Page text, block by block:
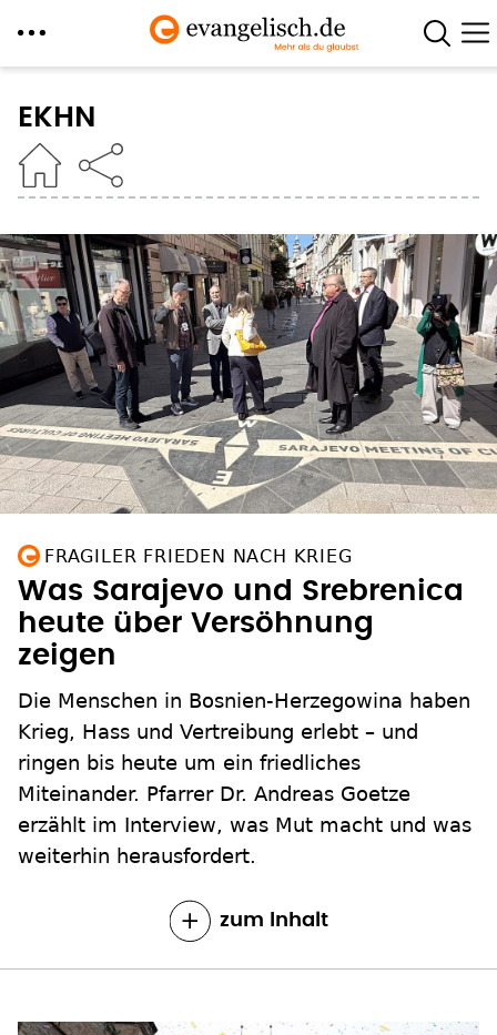
zum
Inhalt
EKHN
FRAGILER FRIEDEN NACH KRIEG
Was Sarajevo und Srebrenica
heute über Versöhnung
zeigen
Die Menschen in Bosnien-Herzegowina haben
Krieg, Hass und Vertreibung erlebt – und
ringen bis heute um ein friedliches
Miteinander. Pfarrer Dr. Andreas Goetze
erzählt im Interview, was Mut macht und was
weiterhin herausfordert.
zum Inhalt